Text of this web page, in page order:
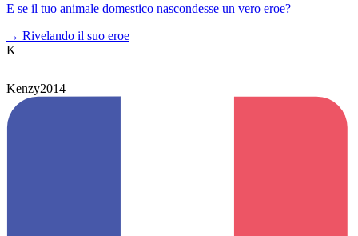
E se il tuo animale domestico nascondesse un vero eroe?
→ Rivelando il suo eroe
K
Kenzy2014